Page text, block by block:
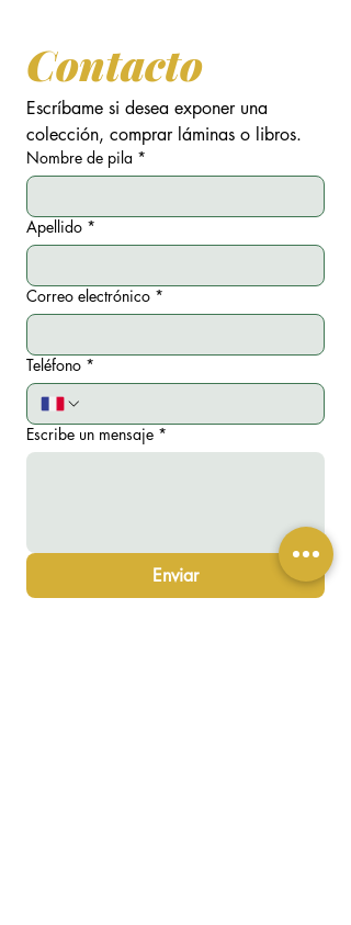
Contacto
Escríbame si desea exponer una
colección, comprar láminas o libros.
Nombre de pila *
Apellido *
Correo electrónico *
Teléfono *
Escribe un mensaje *
Enviar